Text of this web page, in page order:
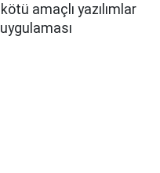
amaçlı yazılımlar